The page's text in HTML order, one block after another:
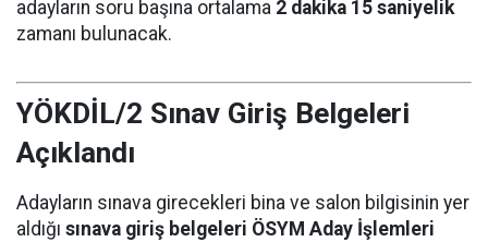
adayların soru başına ortalama 2 dakika 15 saniyelik
zamanı bulunacak.
YÖKDİL/2 Sınav Giriş Belgeleri
Açıklandı
Adayların sınava girecekleri bina ve salon bilgisinin yer
aldığı sınava giriş belgeleri ÖSYM Aday İşlemleri